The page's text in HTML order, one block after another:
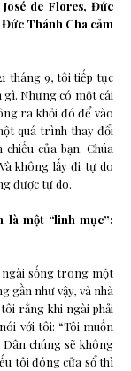
de Flores, Đức
Thánh Cha cảm
tháng 9, tôi tiếp tục
Nhưng có một cái
ra khỏi đó để vào
quá trình thay đổi
của bạn. Chúa
không lấy đi tự do
được tự do.
một “linh mục”:
ngài sống trong một
gần như vậy, và nhà
rằng khi ngài phải
với tôi: “Tôi muốn
chúng sẽ không
tôi đóng cửa sổ thì